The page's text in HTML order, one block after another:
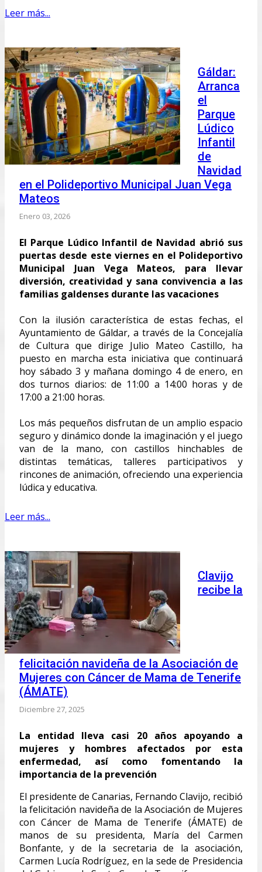
Leer más...
Gáldar:
Arranca
el
Parque
Lúdico
Infantil
de
Navidad
en el Polideportivo Municipal Juan Vega
Mateos
Enero 03, 2026
El Parque Lúdico Infantil de Navidad abrió sus
puertas desde este viernes en el Polideportivo
Municipal Juan Vega Mateos, para llevar
diversión, creatividad y sana convivencia a las
familias galdenses durante las vacaciones
Con la ilusión característica de estas fechas, el
Ayuntamiento de Gáldar, a través de la Concejalía
de Cultura que dirige Julio Mateo Castillo, ha
puesto en marcha esta iniciativa que continuará
hoy sábado 3 y mañana domingo 4 de enero, en
dos turnos diarios: de 11:00 a 14:00 horas y de
17:00 a 21:00 horas.
Los más pequeños disfrutan de un amplio espacio
seguro y dinámico donde la imaginación y el juego
van de la mano, con castillos hinchables de
distintas temáticas, talleres participativos y
rincones de animación, ofreciendo una experiencia
lúdica y educativa.
Leer más...
Clavijo
recibe la
felicitación navideña de la Asociación de
Mujeres con Cáncer de Mama de Tenerife
(ÁMATE)
Diciembre 27, 2025
La entidad lleva casi 20 años apoyando a
mujeres y hombres afectados por esta
enfermedad, así como fomentando la
importancia de la prevención
El presidente de Canarias, Fernando Clavijo, recibió
la felicitación navideña de la Asociación de Mujeres
con Cáncer de Mama de Tenerife (ÁMATE) de
manos de su presidenta, María del Carmen
Bonfante, y de la secretaria de la asociación,
Carmen Lucía Rodríguez, en la sede de Presidencia